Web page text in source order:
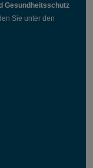
Gesundheitsschutz
Sie unter den